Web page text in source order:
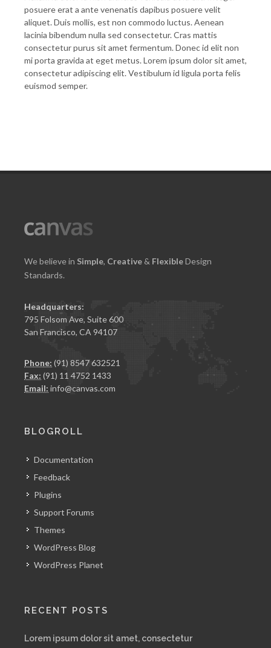
posuere erat a ante venenatis dapibus posuere velit
aliquet. Duis mollis, est non commodo luctus. Aenean
lacinia bibendum nulla sed consectetur. Cras mattis
consectetur purus sit amet fermentum. Donec id elit non
mi porta gravida at eget metus. Lorem ipsum dolor sit amet,
consectetur adipiscing elit. Vestibulum id ligula porta felis
euismod semper.
We believe in Simple, Creative & FlexibleDesign
Standards.
Headquarters:
795 Folsom Ave, Suite 600
San Francisco, CA 94107
Phone: (91) 8547 632521
Fax: (91) 11 4752 1433
Email: info@canvas.com
BLOGROLL
Documentation
Feedback
Plugins
Support Forums
Themes
WordPress Blog
WordPress Planet
RECENT POSTS
Lorem ipsum dolor sit amet, consectetur